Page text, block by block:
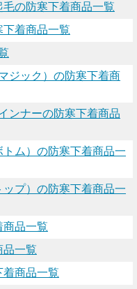
の防寒下着商品一覧
着商品一覧
ジック）の防寒下着商
ンナーの防寒下着商品
トム）の防寒下着商品一
ップ）の防寒下着商品一
商品一覧
品一覧
着商品一覧